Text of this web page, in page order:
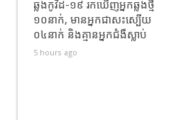
ឆ្លងកូវីដ-១៩ រកឃើញអ្នកឆ្លងថ្មី
១០នាក់, មានអ្នកជាសះស្បើយ
០៤នាក់ និងគ្មានអ្នកជំងឺស្លាប់
5 hours ago